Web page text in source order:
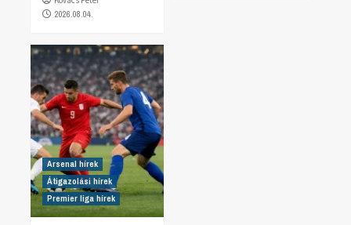
2026.08.04.
Arsenal hírek
Átigazolási hírek
Premier liga hírek